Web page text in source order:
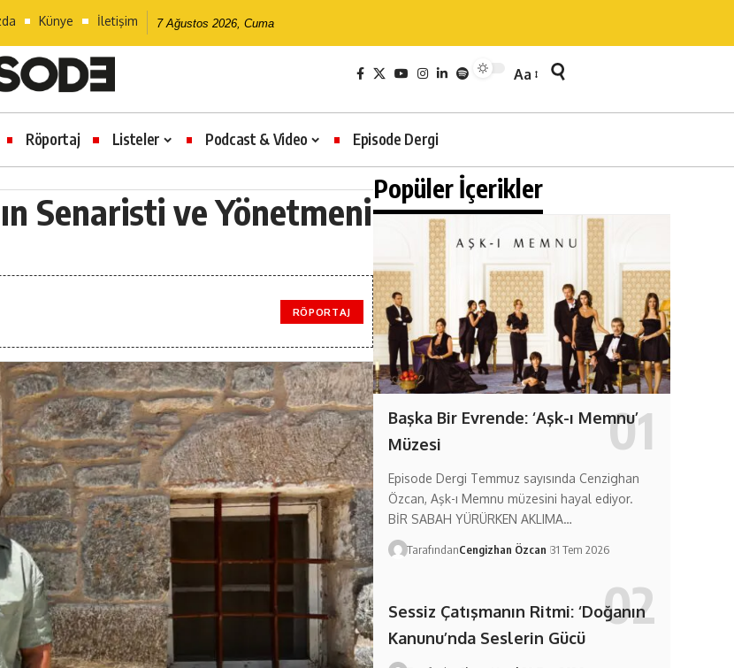
Künye İletişim 7 Ağustos 2026, Cuma
Aa
Röportaj Listeler Podcast & Video Episode Dergi
Senaristi ve Yönetmeni
RÖPORTAJ
Popüler İçerikler
Başka Bir Evrende: ‘Aşk-ı Memnu’
Müzesi
Episode Dergi Temmuz sayısında Cenzighan
Özcan, Aşk-ı Memnu müzesini hayal ediyor.
BİR SABAH YÜRÜRKEN AKLIMA…
TarafındanCengizhan Özcan 31 Tem 2026
Sessiz Çatışmanın Ritmi: ‘Doğanın
Kanunu’nda Seslerin Gücü